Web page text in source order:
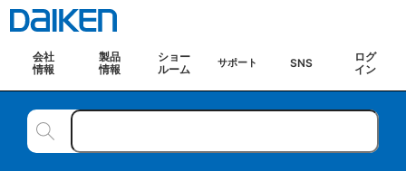
会社
情報
製品
情報
ショー
ルーム
サポート SNS
ログ
イン